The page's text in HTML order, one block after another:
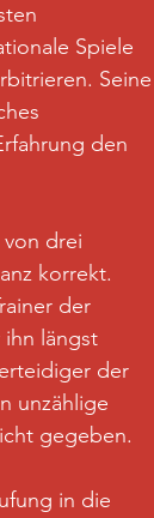
Spiele
Seine
den
drei
korrekt.
der
längst
der
unzählige
gegeben.
in die